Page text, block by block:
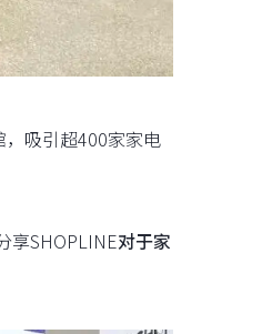
吸引超400家家电
享SHOPLINE对于家